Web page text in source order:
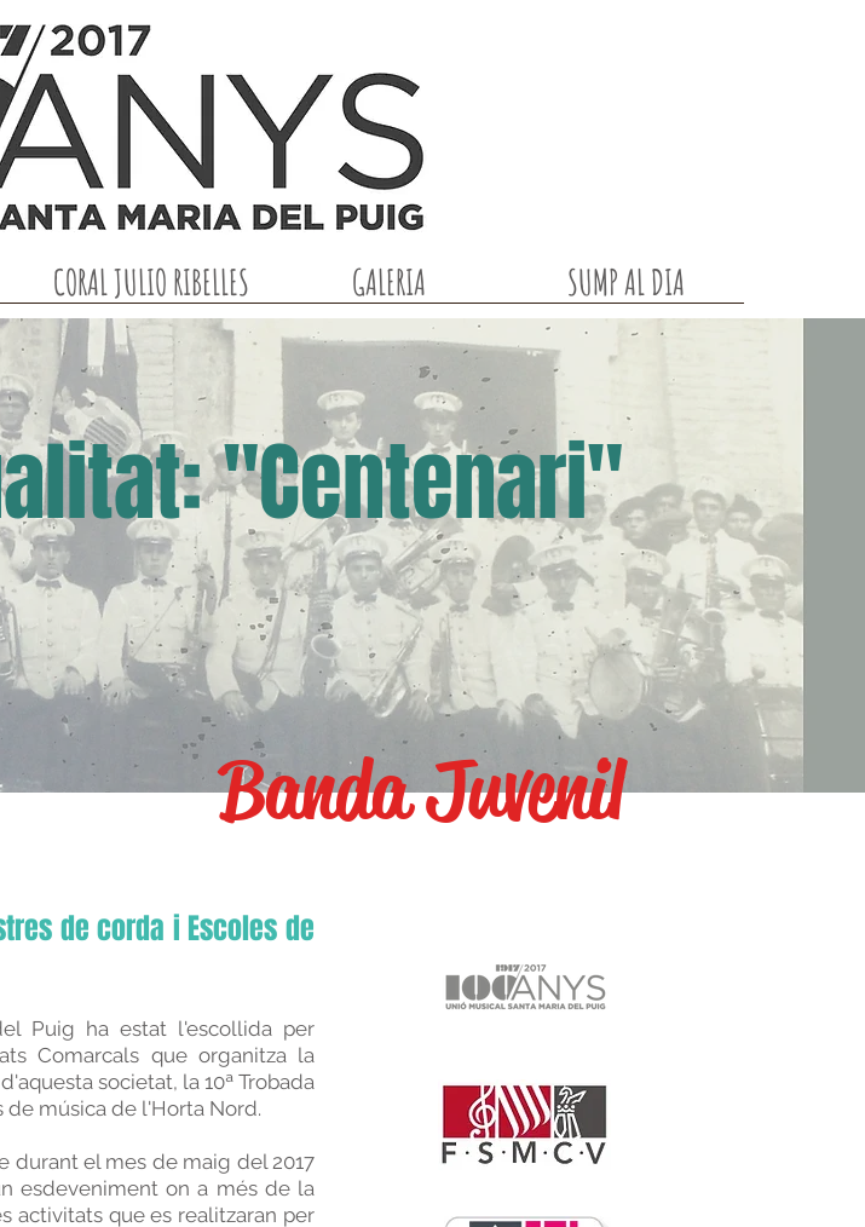
CORAL JULIO RIBELLES GALERIA SUMP AL DIA
"Centenari"
Banda Juvenil
de corda i Escoles de
Puig ha estat l'escollida per
Comarcals que organitza la
societat, la 10ª Trobada
de música de l'Horta Nord.
durant el mes de maig del 2017
esdeveniment on a més de la
activitats que es realitzaran per